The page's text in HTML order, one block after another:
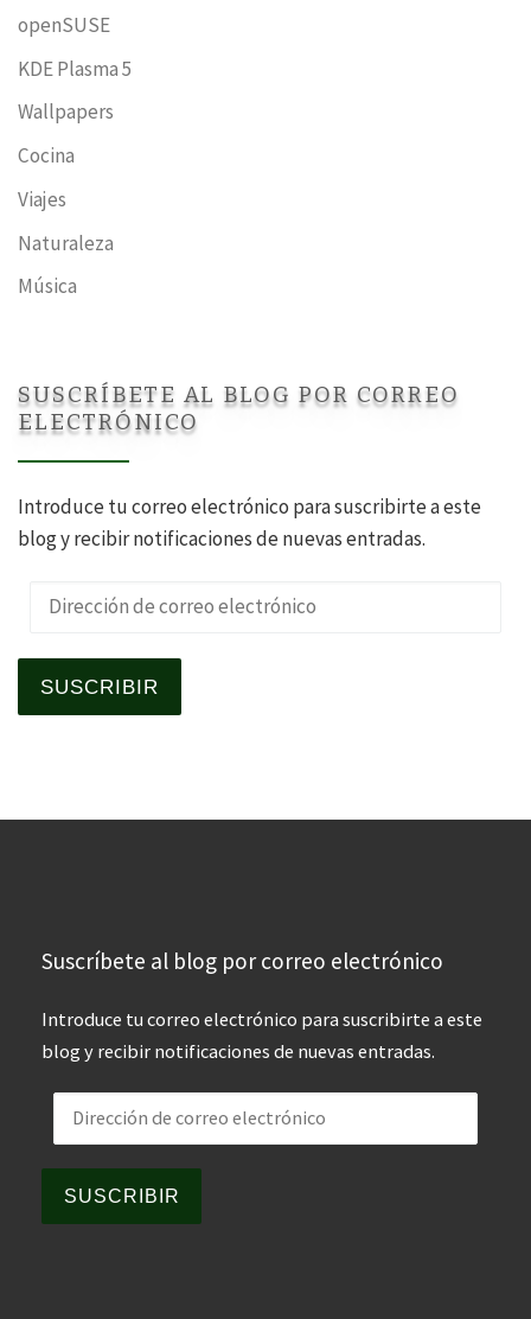
openSUSE
KDE Plasma 5
Wallpapers
Cocina
Viajes
Naturaleza
Música
SUSCRÍBETE AL BLOG POR CORREO
ELECTRÓNICO
Introduce tu correo electrónico para suscribirte a este
blog y recibir notificaciones de nuevas entradas.
Dirección de correo electrónico
SUSCRIBIR
Suscríbete al blog por correo electrónico
Introduce tu correo electrónico para suscribirte a este
blog y recibir notificaciones de nuevas entradas.
Dirección de correo electrónico
SUSCRIBIR